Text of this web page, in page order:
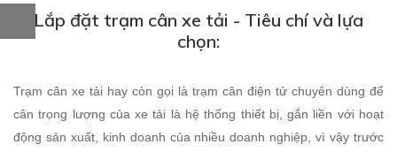
Lắp đặt trạm cân xe tải - Tiêu chí và lựa
chọn:
Trạm cân xe tải hay còn gọi là trạm cân điện tử chuyên dùng để
cân trọng lượng của xe tải là hệ thống thiết bị, gắn liền với hoạt
động sản xuất, kinh doanh của nhiều doanh nghiệp, vì vậy trước